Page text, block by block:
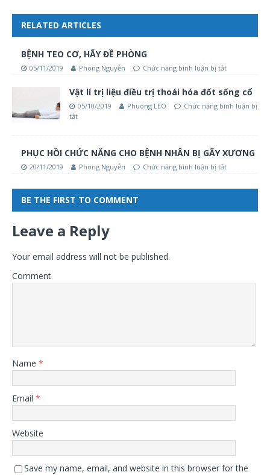
RELATED ARTICLES
BỆNH TEO CƠ, HÃY ĐỀ PHÒNG
05/11/2019 Phong Nguyễn Chức năng bình luận bị tắt
Vật lí trị liệu điều trị thoái hóa đốt sống cổ
05/10/2019 Phuong LEO
Chức năng bình luận bị
tắt
PHỤC HỒI CHỨC NĂNG CHO BỆNH NHÂN BỊ GÃY XƯƠNG
20/11/2019 Phong Nguyễn Chức năng bình luận bị tắt
BE THE FIRST TO COMMENT
Leave a Reply
Your email address will not be published.
Comment
Name *
Email *
Website
Save my name, email, and website in this browser for the